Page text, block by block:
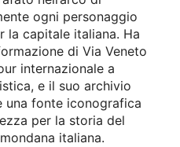
ogni personaggio
la capitale italiana. Ha
di Via Veneto
internazionale a
e il suo archivio
una fonte iconografica
per la storia del
italiana.